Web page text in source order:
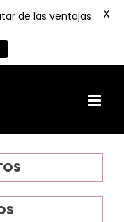
de las ventajas
X